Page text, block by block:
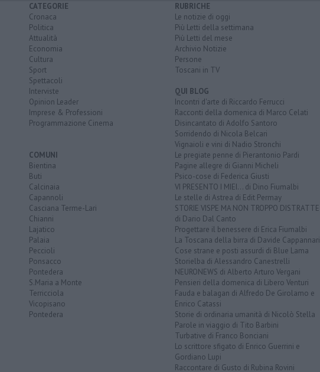
CATEGORIE
Cronaca
Politica
Attualità
Economia
Cultura
Sport
Spettacoli
Interviste
Opinion Leader
Imprese & Professioni
Programmazione Cinema
COMUNI
Bientina
Buti
Calcinaia
Capannoli
Casciana Terme-Lari
Chianni
Lajatico
Palaia
Peccioli
Ponsacco
Pontedera
S.Maria a Monte
Terricciola
Vicopisano
Pontedera
RUBRICHE
Le notizie di oggi
Più Letti della settimana
Più Letti del mese
Archivio Notizie
Persone
Toscani in TV
QUI BLOG
Incontri d'arte di Riccardo Ferrucci
Racconti della domenica di Marco Celati
Disincantato di Adolfo Santoro
Sorridendo di Nicola Belcari
Vignaioli e vini di Nadio Stronchi
Le pregiate penne di Pierantonio Pardi
Pagine allegre di Gianni Micheli
Psico-cose di Federica Giusti
VI PRESENTO I MIEI... di Dino Fiumalbi
Le stelle di Astrea di Edit Permay
STORIE VISPE MA NON TROPPO DISTRATTE
di Dario Dal Canto
Progettare il benessere di Erica Fiumalbi
La Toscana della birra di Davide Cappannari
Cose strane e posti assurdi di Blue Lama
Storielba di Alessandro Canestrelli
NEURONEWS di Alberto Arturo Vergani
Pensieri della domenica di Libero Venturi
Fauda e balagan di Alfredo De Girolamo e
Enrico Catassi
Storie di ordinaria umanità di Nicolò Stella
Parole in viaggio di Tito Barbini
Turbative di Franco Bonciani
Lo scrittore sfigato di Enrico Guerrini e
Gordiano Lupi
Raccontare di Gusto di Rubina Rovini